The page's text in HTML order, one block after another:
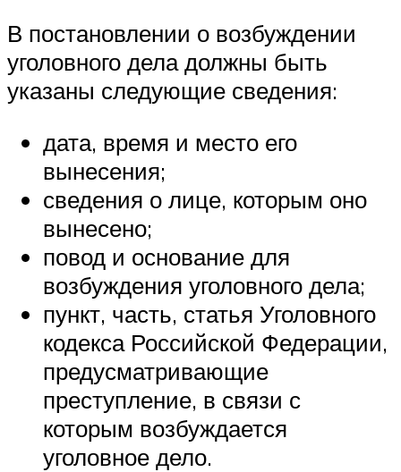
В постановлении о возбуждении
уголовного дела должны быть
указаны следующие сведения:
дата, время и место его
вынесения;
сведения о лице, которым оно
вынесено;
повод и основание для
возбуждения уголовного дела;
пункт, часть, статья Уголовного
кодекса Российской Федерации,
предусматривающие
преступление, в связи с
которым возбуждается
уголовное дело.